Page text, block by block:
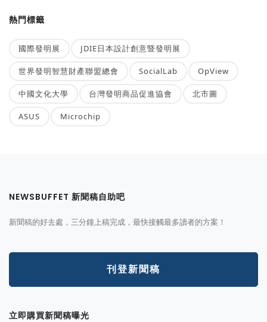
熱門標籤
國際發明展 JDIE日本設計創意暨發明展
世界發明智慧財產聯盟總會 SocialLab OpView
中國文化大學 台灣發明商品促進協會 北市圖
ASUS Microchip
NEWSBUFFET 新聞稿自助吧
新聞稿的好去處，三分鐘上稿完成，最快接觸最多讀者的方案！
刊登新聞稿
立即購買新聞稿曝光